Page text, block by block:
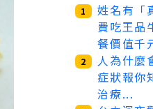
1
姓名有「
費吃王
餐價值千
2
人為什麼
症狀報你
治療...